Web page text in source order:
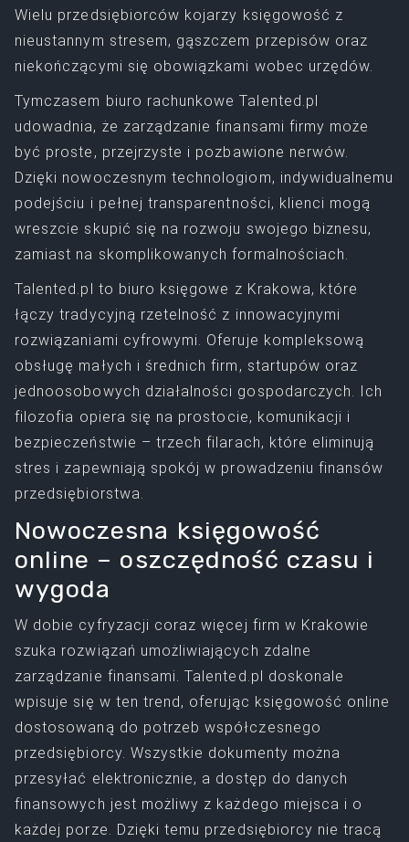
Wielu przedsiębiorców kojarzy księgowość z
nieustannym stresem, gąszczem przepisów oraz
niekończącymi się obowiązkami wobec urzędów.
Tymczasem biuro rachunkowe Talented.pl
udowadnia, że zarządzanie finansami firmy może
być proste, przejrzyste i pozbawione nerwów.
Dzięki nowoczesnym technologiom, indywidualnemu
podejściu i pełnej transparentności, klienci mogą
wreszcie skupić się na rozwoju swojego biznesu,
zamiast na skomplikowanych formalnościach.
Talented.pl to biuro księgowe z Krakowa, które
łączy tradycyjną rzetelność z innowacyjnymi
rozwiązaniami cyfrowymi. Oferuje kompleksową
obsługę małych i średnich firm, startupów oraz
jednoosobowych działalności gospodarczych. Ich
filozofia opiera się na prostocie, komunikacji i
bezpieczeństwie – trzech filarach, które eliminują
stres i zapewniają spokój w prowadzeniu finansów
przedsiębiorstwa.
Nowoczesna księgowość
online – oszczędność czasu i
wygoda
W dobie cyfryzacji coraz więcej firm w Krakowie
szuka rozwiązań umożliwiających zdalne
zarządzanie finansami. Talented.pl doskonale
wpisuje się w ten trend, oferując księgowość online
dostosowaną do potrzeb współczesnego
przedsiębiorcy. Wszystkie dokumenty można
przesyłać elektronicznie, a dostęp do danych
finansowych jest możliwy z każdego miejsca i o
każdej porze. Dzięki temu przedsiębiorcy nie tracą